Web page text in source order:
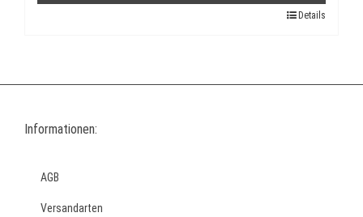
Details
Informationen:
AGB
Versandarten